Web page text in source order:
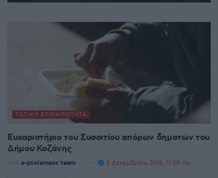
ΤΟΠΙΚΉ ΕΠΙΚΑΙΡΌΤΗΤΑ
Ευχαριστήριο του Συσσιτίου απόρων δημοτών του
Δήμου Κοζάνης
από e-ptolemeos team 5 Δεκεμβρίου 2016, 11:09 πμ